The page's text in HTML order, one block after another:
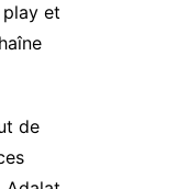
et
de